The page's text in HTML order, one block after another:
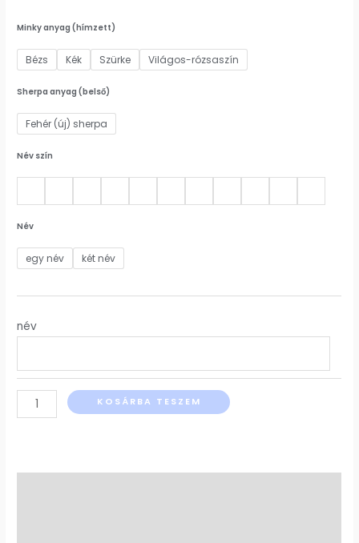
Minky anyag (hímzett)
Bézs Kék Szürke Világos-rózsaszín
Sherpa anyag (belső)
Fehér (új) sherpa
Név szín
Név
egy név két név
név
KOSÁRBA TESZEM